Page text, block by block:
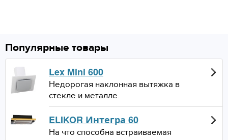
Популярные товары
Lex Mini 600
Недорогая наклонная вытяжка в
стекле и металле.
ELIKOR Интегра 60
На что способна встраиваемая